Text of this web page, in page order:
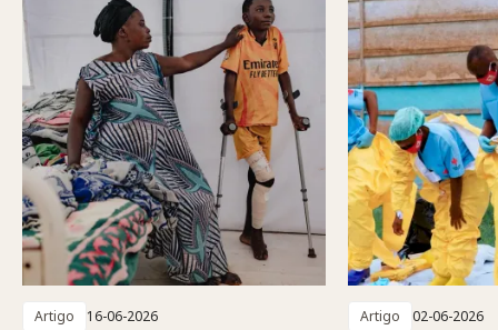
Artigo 16-06-2026 Artigo 02-06-2026